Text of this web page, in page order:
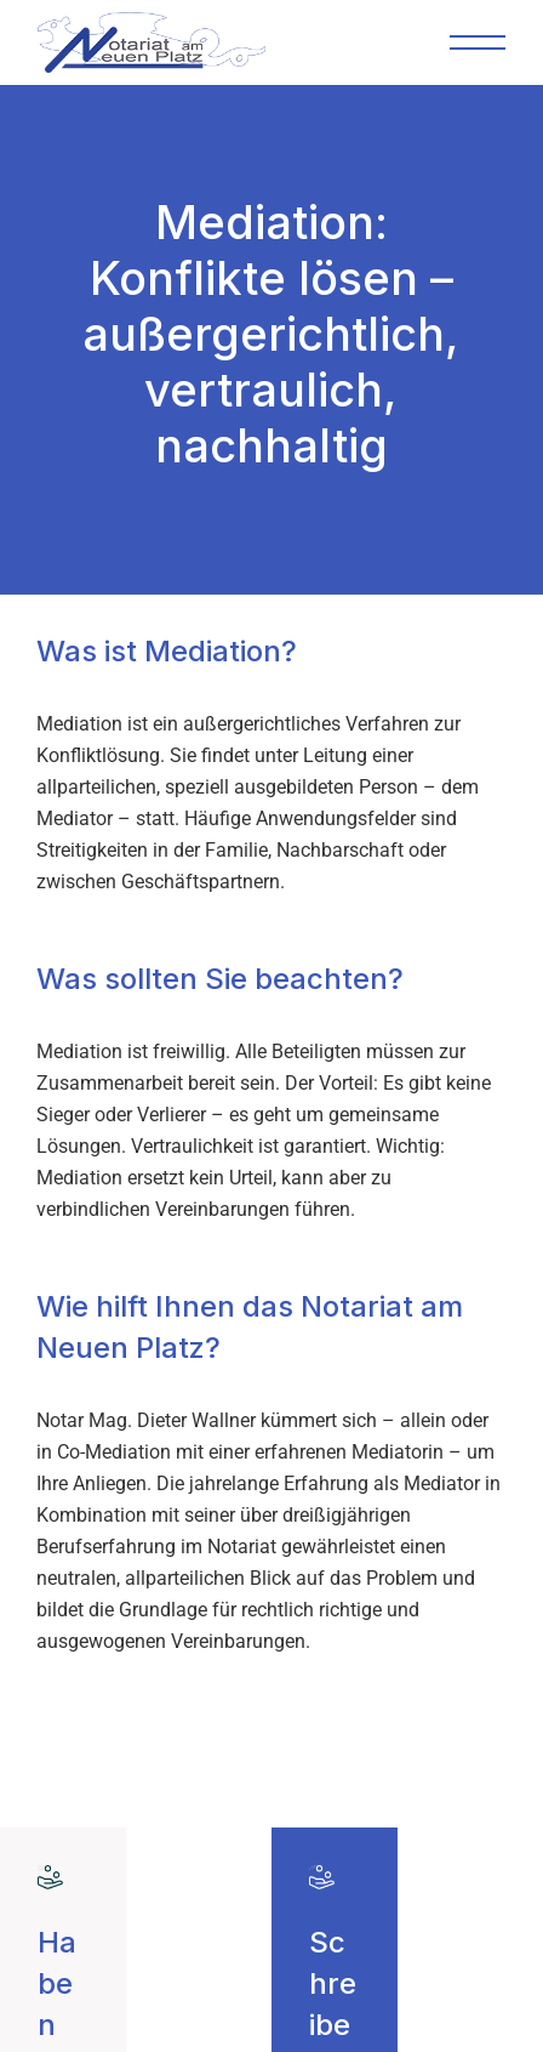
Mediation:
Konflikte lösen –
außergerichtlich,
vertraulich,
nachhaltig
Was ist Mediation?
Mediation ist ein außergerichtliches Verfahren zur
Konfliktlösung. Sie findet unter Leitung einer
allparteilichen, speziell ausgebildeten Person – dem
Mediator – statt. Häufige Anwendungsfelder sind
Streitigkeiten in der Familie, Nachbarschaft oder
zwischen Geschäftspartnern.
Was sollten Sie beachten?
Mediation ist freiwillig. Alle Beteiligten müssen zur
Zusammenarbeit bereit sein. Der Vorteil: Es gibt keine
Sieger oder Verlierer – es geht um gemeinsame
Lösungen. Vertraulichkeit ist garantiert. Wichtig:
Mediation ersetzt kein Urteil, kann aber zu
verbindlichen Vereinbarungen führen.
Wie hilft Ihnen das Notariat am
Neuen Platz?
Notar Mag. Dieter Wallner kümmert sich – allein oder
in Co-Mediation mit einer erfahrenen Mediatorin – um
Ihre Anliegen. Die jahrelange Erfahrung als Mediator in
Kombination mit seiner über dreißigjährigen
Berufserfahrung im Notariat gewährleistet einen
neutralen, allparteilichen Blick auf das Problem und
bildet die Grundlage für rechtlich richtige und
ausgewogenen Vereinbarungen.
Ha
be
n
Sc
hre
ibe